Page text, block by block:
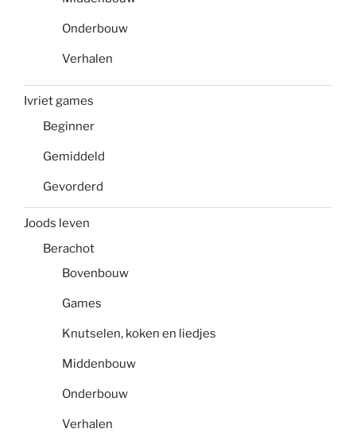
Onderbouw
Verhalen
Ivriet games
Beginner
Gemiddeld
Gevorderd
Joods leven
Berachot
Bovenbouw
Games
Knutselen, koken en liedjes
Middenbouw
Onderbouw
Verhalen